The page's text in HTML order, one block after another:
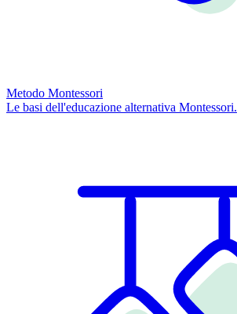
Metodo Montessori
Le basi dell'educazione alternativa Montessori.